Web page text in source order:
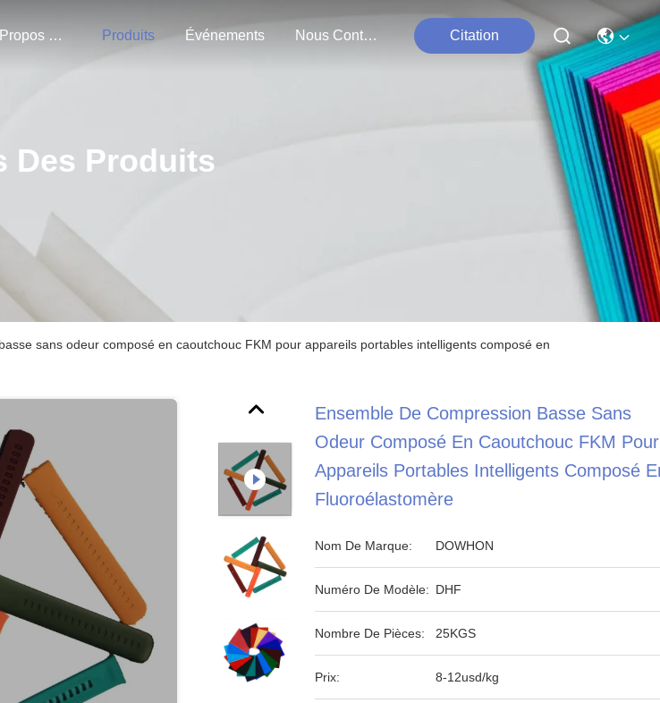
À Propos De Nous Produits Événements Nous Contacter Citation
Des Produits
sans odeur composé en caoutchouc FKM pour appareils portables intelligents composé en
Ensemble De Compression Basse Sans
Odeur Composé En Caoutchouc FKM Pour
Appareils Portables Intelligents Composé
Fluoroélastomère
Nom De Marque: DOWHON
Numéro De Modèle: DHF
Nombre De Pièces: 25KGS
Prix: 8-12usd/kg